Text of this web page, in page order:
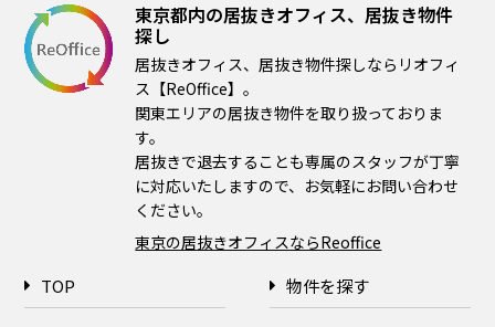
東京都内の居抜きオフィス、居抜き物件
探し
居抜きオフィス、居抜き物件探しならリオフィ
ス【ReOffice】。
関東エリアの居抜き物件を取り扱っておりま
す。
居抜きで退去することも専属のスタッフが丁寧
に対応いたしますので、お気軽にお問い合わせ
ください。
東京の居抜きオフィスならReoffice
TOP 物件を探す